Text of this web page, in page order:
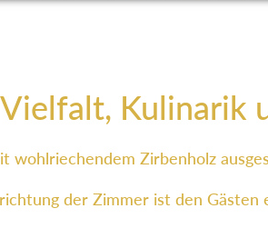
Kulinarik
wohlriechendem Zirbenholz
der Zimmer ist den Gästen